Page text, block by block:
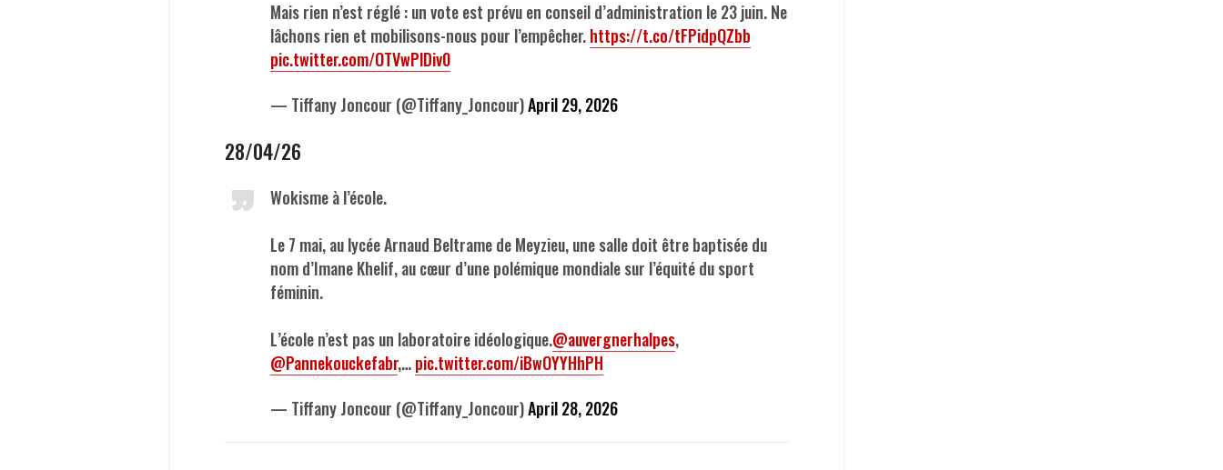
Mais rien n’est réglé : un vote est prévu en conseil d’administration le 23 juin. Ne
lâchons rien et mobilisons-nous pour l’empêcher.https://t.co/tFPidpQZbb
pic.twitter.com/OTVwPlDiv0
— Tiffany Joncour (@Tiffany_Joncour)April 29, 2026
28/04/26
Wokisme à l’école.
Le 7 mai, au lycée Arnaud Beltrame de Meyzieu, une salle doit être baptisée du
nom d’Imane Khelif, au cœur d’une polémique mondiale sur l’équité du sport
féminin.
L’école n’est pas un laboratoire idéologique.@auvergnerhalpes,
@Pannekouckefabr,…pic.twitter.com/iBwOYYHhPH
— Tiffany Joncour (@Tiffany_Joncour)April 28, 2026